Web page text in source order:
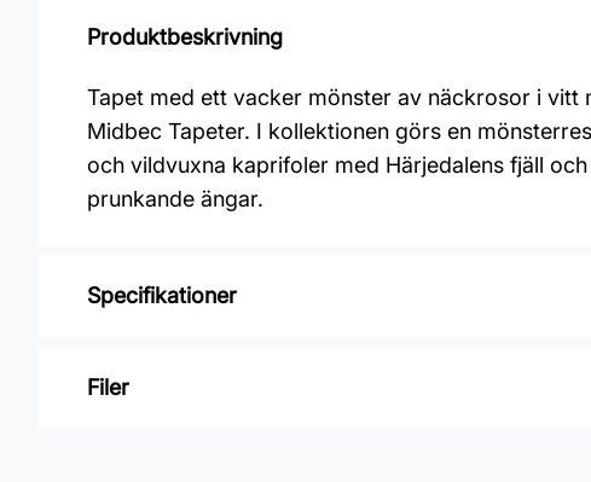
Produktbeskrivning
Tapet med ett vacker mönster av näckrosor i vitt
Midbec Tapeter. I kollektionen görs en
och vildvuxna kaprifoler med Härjedalens fjäll
prunkande ängar.
Specifikationer
Varumärke: Midbec Tapeter
Filer